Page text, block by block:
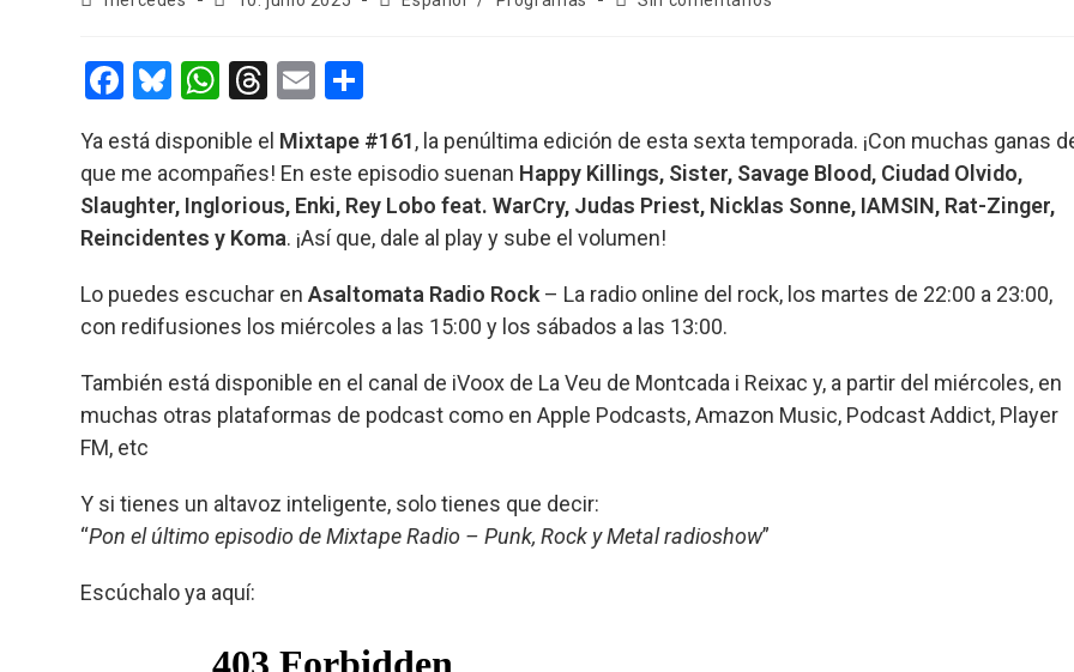
entrada:
entrada:
F
ce
b
o
k
Bl
es
ky
W
at
s
A
p
T
e
a
d
E
ail m
p
ar
Ya está disponible el Mixtape #161, la penúltima edición de esta sexta temporada. ¡Con muchas ganas
que me acompañes! En este episodio suenan Happy Killings, Sister, Savage Blood, Ciudad Olvido,
Slaughter, Inglorious, Enki, Rey Lobo feat. WarCry, Judas Priest, Nicklas Sonne, IAMSIN, Rat-Zinger,
Reincidentes y Koma. ¡Así que, dale al play y sube el volumen!
Lo puedes escuchar enAsaltomata Radio Rock – La radio online del rock, los martes de 22:00 a 23:00,
con redifusiones los miércoles a las 15:00 y los sábados a las 13:00.
También está disponible en el canal de iVoox de La Veu de Montcada i Reixac y, a partir del miércoles, en
muchas otras plataformas de podcast como en Apple Podcasts, Amazon Music, Podcast Addict, Player
FM, etc
Y si tienes un altavoz inteligente, solo tienes que decir:
“Pon el último episodio de Mixtape Radio – Punk, Rock y Metal radioshow”
Escúchalo ya aquí: